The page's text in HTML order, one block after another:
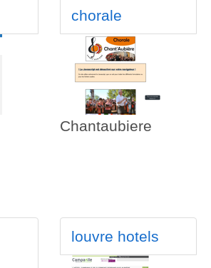
chorale
Chantaubiere
louvre hotels